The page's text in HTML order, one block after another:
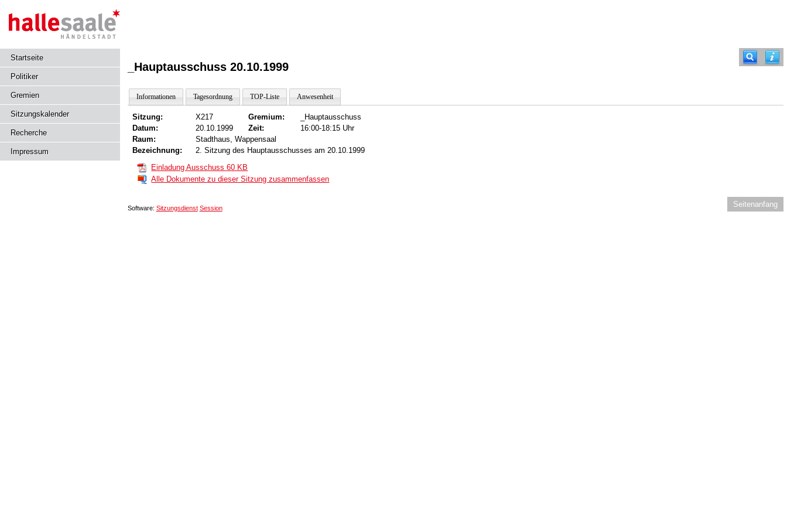
Startseite
Politiker
Gremien
Sitzungskalender
Recherche
Impressum
_Hauptausschuss 20.10.1999
Informationen Tagesordnung TOP-Liste Anwesenheit
Sitzung: X217 Gremium:
_Hauptausschuss
Datum:
20.10.1999 Zeit:
16:00-18:15 Uhr
Raum:
Stadthaus, Wappensaal
Bezeichnung:
2. Sitzung des Hauptausschusses am 20.10.1999
Einladung Ausschuss60 KB
Alle Dokumente zu dieser Sitzung zusammenfassen
Seitenanfang
Software: Sitzungsdienst Session